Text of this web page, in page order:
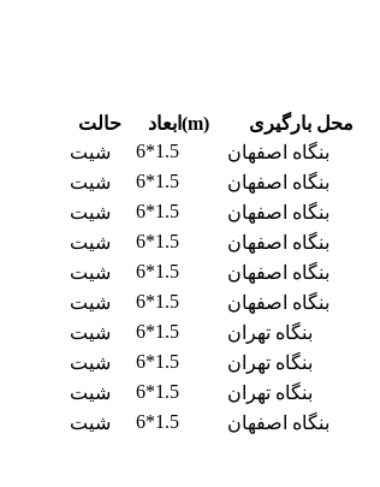
حالت ابعاد(m) محل بارگیری
شیت 6*1.5 بنگاه اصفهان
شیت 6*1.5 بنگاه اصفهان
شیت 6*1.5 بنگاه اصفهان
شیت 6*1.5 بنگاه اصفهان
شیت 6*1.5 بنگاه اصفهان
شیت 6*1.5 بنگاه اصفهان
شیت 6*1.5 بنگاه تهران
شیت 6*1.5 بنگاه تهران
شیت 6*1.5 بنگاه تهران
شیت 6*1.5 بنگاه اصفهان